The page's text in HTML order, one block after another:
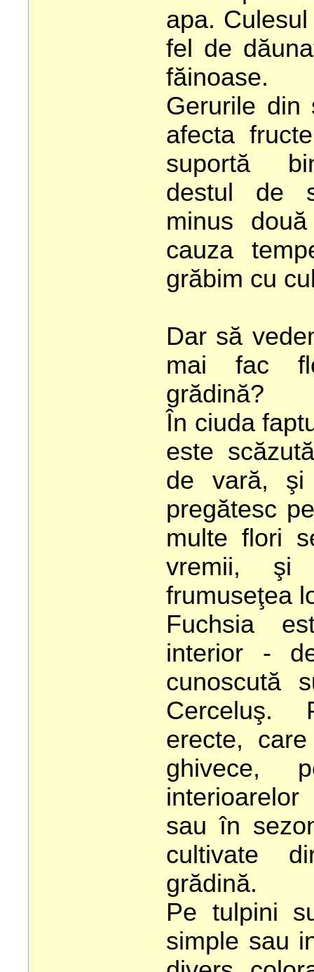
apa.
fel de
făinoase.
Gerurile din
afecta
suportă
destul de
minus
cauza
grăbim cu
Dar să
mai fac
grădină?
În ciuda
este
de vară, şi
pregătesc
multe flori
vremii,
frumuseţea
Fuchsia
interior -
cunoscută
Cerceluş.
erecte,
ghivece,
sau în
cultivate
grădină.
Pe tulpini
simple sau